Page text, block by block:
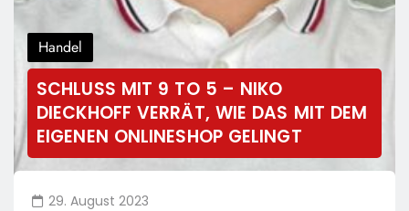
Handel
SCHLUSS MIT 9 TO 5 – NIKO
DIECKHOFF VERRÄT, WIE DAS MIT DEM
EIGENEN ONLINESHOP GELINGT
29. August 2023